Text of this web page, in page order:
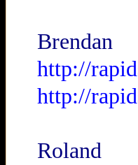
Brendan
http://
http://
Roland